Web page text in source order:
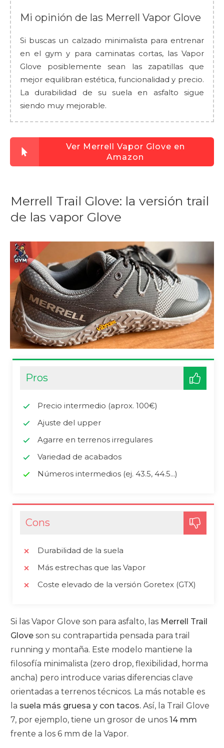
Mi opinión de las Merrell Vapor Glove
Si buscas un calzado minimalista para entrenar
en el gym y para caminatas cortas, las Vapor
Glove posiblemente sean las zapatillas que
mejor equilibran estética, funcionalidad y precio.
La durabilidad de su suela en asfalto sigue
siendo muy mejorable.
Ver Merrell Vapor Glove en
Amazon
Merrell Trail Glove: la versión trail
de las vapor Glove
Pros
Precio intermedio (aprox. 100€)
Ajuste del upper
Agarre en terrenos irregulares
Variedad de acabados
Números intermedios (ej. 43.5, 44.5...)
Cons
Durabilidad de la suela
Más estrechas que las Vapor
Coste elevado de la versión Goretex (GTX)
Si las Vapor Glove son para asfalto, las Merrell Trail
Glove son su contrapartida pensada para trail
running y montaña. Este modelo mantiene la
filosofía minimalista (zero drop, flexibilidad, horma
ancha) pero introduce varias diferencias clave
orientadas a terrenos técnicos. La más notable es
la suela más gruesa y con tacos. Así, la Trail Glove
7, por ejemplo, tiene un grosor de unos 14 mm
frente a los 6 mm de la Vapor.